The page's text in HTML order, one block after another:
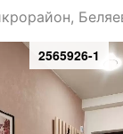
2565926-1